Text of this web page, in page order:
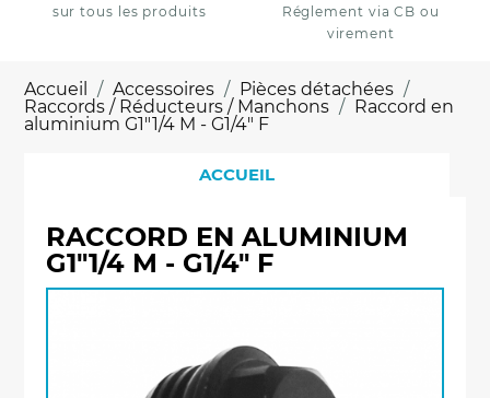
sur tous les produits
Réglement via CB ou
virement
Accueil Accessoires
Pièces détachées
Raccords / Réducteurs / Manchons
Raccord en
aluminium G1"1/4 M - G1/4" F
ACCUEIL
RACCORD EN ALUMINIUM
G1"1/4 M - G1/4" F